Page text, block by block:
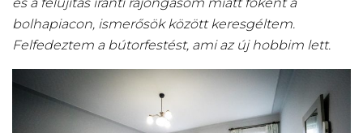
bolhapiacon, ismerősök között keresgéltem.
Felfedeztem a bútorfestést, ami az új hobbim lett.